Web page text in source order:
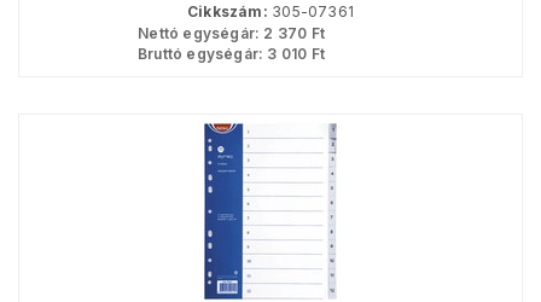
Cikkszám: 305-07361
Nettó egységár: 2 370 Ft
Bruttó egységár: 3 010 Ft